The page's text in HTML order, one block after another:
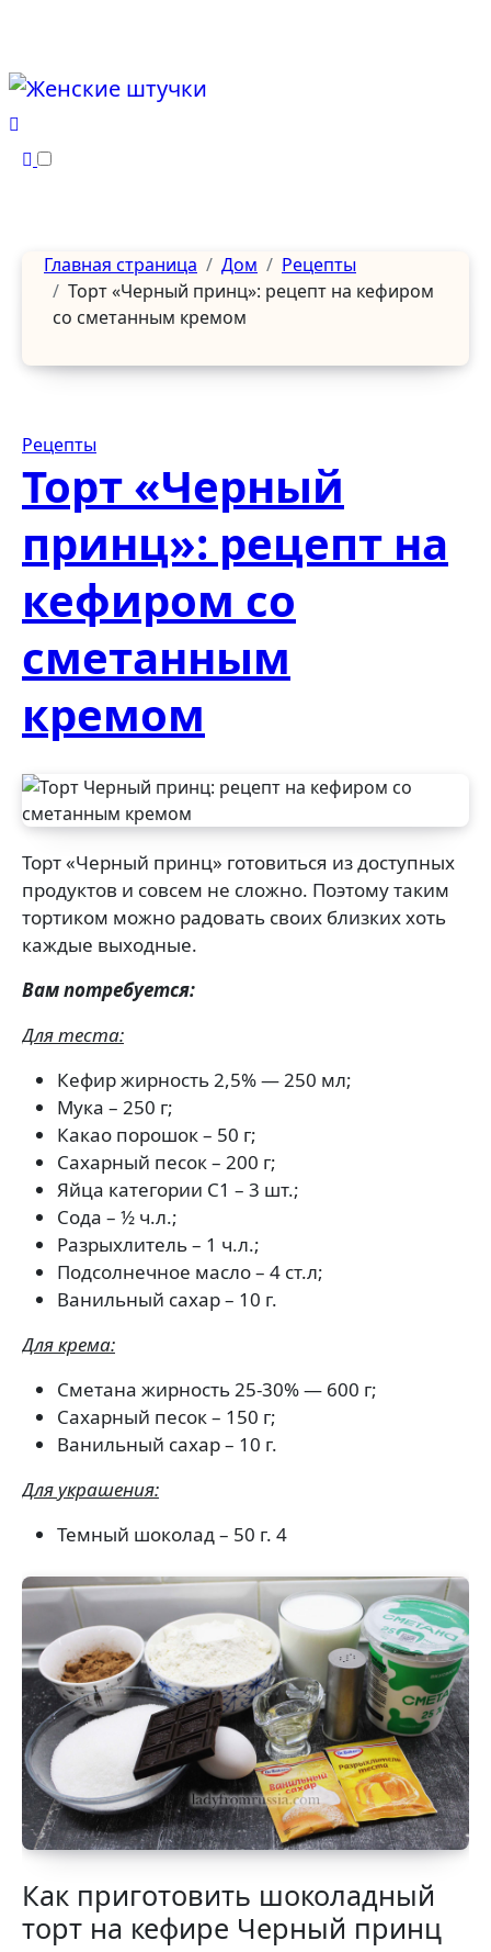
Главная страница Дом
Рецепты
Торт «Черный принц»: рецепт на кефиром
со сметанным кремом
Рецепты
Торт «Черный
принц»: рецепт на
кефиром со
сметанным
кремом
Торт «Черный принц» готовиться из доступных
продуктов и совсем не сложно. Поэтому таким
тортиком можно радовать своих близких хоть
каждые выходные.
Вам потребуется:
Для теста:
Кефир жирность 2,5% — 250 мл;
Мука – 250 г;
Какао порошок – 50 г;
Сахарный песок – 200 г;
Яйца категории С1 – 3 шт.;
Сода – ½ ч.л.;
Разрыхлитель – 1 ч.л.;
Подсолнечное масло – 4 ст.л;
Ванильный сахар – 10 г.
Для крема:
Сметана жирность 25-30% — 600 г;
Сахарный песок – 150 г;
Ванильный сахар – 10 г.
Для украшения:
Темный шоколад – 50 г. 4
Как приготовить шоколадный
торт на кефире Черный принц